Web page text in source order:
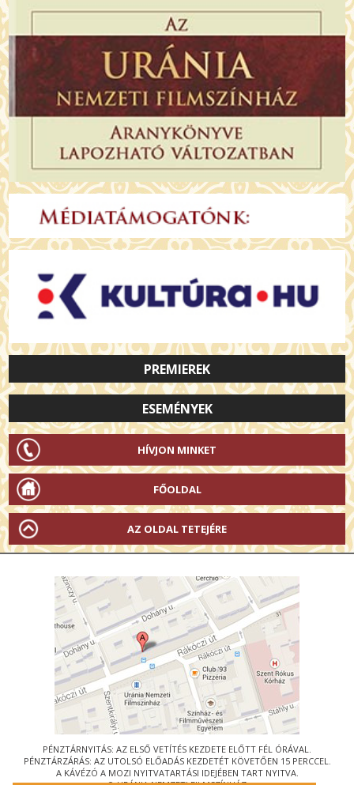
PREMIEREK
ESEMÉNYEK
HÍVJON MINKET
FŐOLDAL
AZ OLDAL TETEJÉRE
PÉNZTÁRNYITÁS: AZ ELSŐ VETÍTÉS KEZDETE ELŐTT FÉL ÓRÁVAL.
PÉNZTÁRZÁRÁS: AZ UTOLSÓ ELŐADÁS KEZDETÉT KÖVETŐEN 15 PERCCEL.
A KÁVÉZÓ A MOZI NYITVATARTÁSI IDEJÉBEN TART NYITVA.